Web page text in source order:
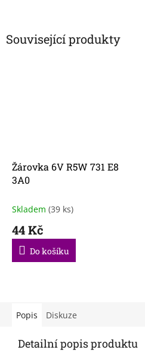
Související produkty
Žárovka 6V R5W 731 E8
3A0
Skladem (39 ks)
44 Kč
Do košíku
Popis Diskuze
Detailní popis produktu